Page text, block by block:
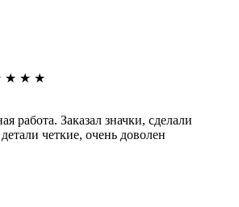
★ ★ ★
работа. Заказал значки, сделали
четкие, очень доволен